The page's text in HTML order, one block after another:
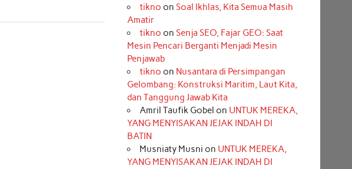
tikno on Soal Ikhlas, Kita Semua Masih
Amatir
tikno on Senja SEO, Fajar GEO: Saat
Mesin Pencari Berganti Menjadi Mesin
Penjawab
tikno on Nusantara di Persimpangan
Gelombang: Konstruksi Maritim, Laut Kita,
dan Tanggung Jawab Kita
Amril Taufik Gobel on UNTUK MEREKA,
YANG MENYISAKAN JEJAK INDAH DI
BATIN
Musniaty Musni on UNTUK MEREKA,
YANG MENYISAKAN JEJAK INDAH DI